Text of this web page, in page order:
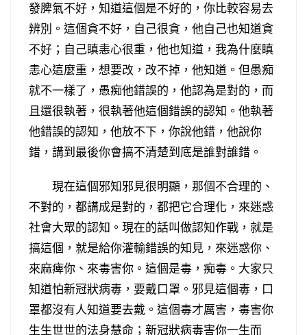
發脾氣不好，知道這個是不好的，你比較容易去
辨別。這個貪不好，自己很貪，他自己也知道貪
不好；自己瞋恚心很重，他也知道，我為什麼瞋
恚心這麼重，想要改，改不掉，他知道。但愚痴
就不一樣了，愚痴他錯誤的，他認為是對的，而
且還很執著，很執著他這個錯誤的認知。他執著
他錯誤的認知，他放不下，你說他錯，他說你
錯，講到最後你會搞不清楚到底是誰對誰錯。
現在這個邪知邪見很明顯，那個不合理的、
不對的，都講成是對的，都把它合理化，來迷惑
社會大眾的認知。現在的話叫做認知作戰，就是
搞這個，就是給你灌輸錯誤的知見，來迷惑你、
來麻痺你、來毒害你。這個是毒，痴毒。大家只
知道怕新冠狀病毒，要戴口罩。邪見這個毒，口
罩都沒有人知道要去戴。這個毒才厲害，毒害你
生生世世的法身慧命；新冠狀病毒害你一生而